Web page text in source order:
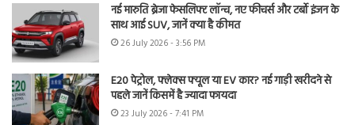
नई मारुति ब्रेजा फेसलिफ्ट लॉन्च, नए फीचर्स और टर्बो इंजन के
साथ आई SUV, जानें क्या है कीमत
26 July 2026 - 3:56 PM
E20 पेट्रोल, फ्लेक्स फ्यूल या EV कार? नई गाड़ी खरीदने से
पहले जानें किसमें है ज्यादा फायदा
23 July 2026 - 7:41 PM